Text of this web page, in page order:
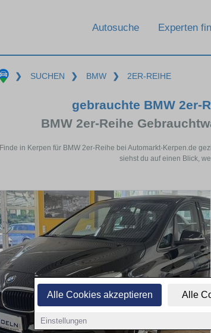
Alle Cookies akzeptieren Alle
Einstellungen
Autosuche Experten
❯ SUCHEN ❯ BMW ❯ 2ER-REIHE
gebrauchte BMW 2er-
BMW 2er-Reihe
Finde in Kerpen für BMW 2er-Reihe bei Automarkt-Kerpen.de
siehst du auf einen Blick,